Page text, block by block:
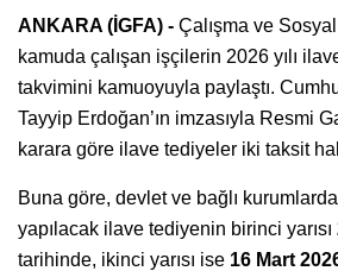
ANKARA (İGFA) - Çalışma ve
kamuda çalışan işçilerin 2026 yılı
takvimini kamuoyuyla paylaştı.
Tayyip Erdoğan’ın imzasıyla Resmi
karara göre ilave tediyeler iki taksit
Buna göre, devlet ve bağlı
yapılacak ilave tediyenin birinci yarısı
tarihinde, ikinci yarısı ise 16 Mart